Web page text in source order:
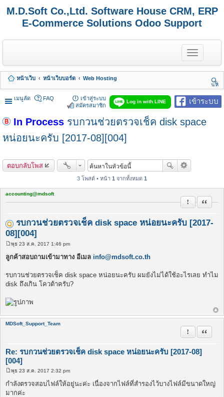
M.D.Soft Co.,Ltd. Software House CRM, ERP
E-Commerce Solutions Odoo Support
T
o
g
e
n
a
i
g
หน้าเว็บ หน้าเว็บบอร์ด
Web Hosting
นห
า
เมนูลัด
เข้าระบบ
Log in with LINE
FAQ
เข้าสู่ระบบ
สมัครสมาชิก
In Process รบกวนช่วยตรวจเช็ค disk space
หน่อยนะครับ [2017-08][004]
ตอบกลับโพส
3 โพสต์ • หน้า 1 จากทั้งหมด 1
accounting@mdsoft
รบกวนช่วยตรวจเช็ค disk space หน่อยนะครับ [2017-
08][004]
รายงานในข้
อ้างคำ
โ
พ
ส
พุธ 23 ส.ค. 2017 1:46 pm
ลูกค้าสอบถามเข้ามาทาง อีเมล info@mdsoft.co.th
รบกวนช่วยตรวจเช็ค disk space หน่อยนะครับ ผมยังไม่ได้ใช้อะไรเลย ทำไม
disk ถึงเกิน โควต้าครับ?
MDSoft_Support_Team
Re: รบกวนช่วยตรวจเช็ค disk space หน่อยนะครับ [2017-08]
[004]
รายงานในข้
อ้างคำ
โ
พ
ส
ต์
พุธ 23 ส.ค. 2017 2:32 pm
กำลังตรวจสอบไฟล์ให้อยู่นะค่ะ เนื่องจากไฟล์ที่สำรองไว้บางไฟล์มีขนาดใหญ่
มากค่ะ